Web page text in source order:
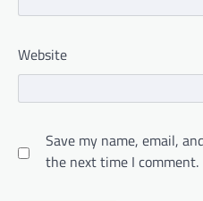
Website
Save my name, email,
the next time I comment.